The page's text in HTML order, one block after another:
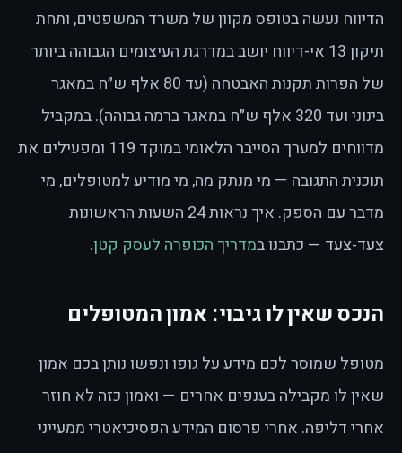
הדיווח נעשה בטופס מקוון של משרד המשפטים, ותחת
תיקון 13 אי-דיווח יושב במדרגת העיצומים הגבוהה ביותר
של הפרות תקנות האבטחה (עד 80 אלף ש״ח במאגר
בינוני ועד 320 אלף ש״ח במאגר ברמה גבוהה). במקביל
מדווחים למערך הסייבר הלאומי במוקד 119 ומפעילים את
תוכנית התגובה — מי מנתק מה, מי מודיע למטופלים, מי
מדבר עם הספק. איך נראות 24 השעות הראשונות
צעד-צעד — כתבנו במדריך הכופרה לעסק קטן.
הנכס שאין לו גיבוי: אמון המטופלים
מטופל שמוסר לכם מידע על גופו ונפשו נותן בכם אמון
שאין לו מקבילה בענפים אחרים — ואמון כזה לא חוזר
אחרי דליפה. אחרי פרסום המידע הפסיכיאטרי ממעייני